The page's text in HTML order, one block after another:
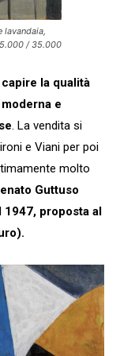
lavandaia,
/ 35.000
la qualità
e
. La vendita si
e Viani per poi
molto
Guttuso
proposta al